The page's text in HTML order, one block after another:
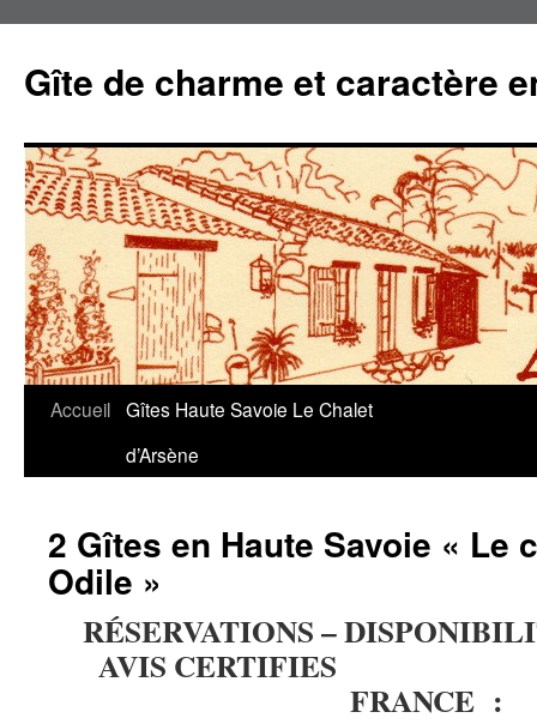
Gîte de charme et caractère
Aller
Accueil Gîtes Haute Savoie Le Chalet
d’Arsène
2 Gîtes en Haute Savoie « Le
Odile »
RÉSERVATIONS –
AVIS CERTIFIES
FRANCE :